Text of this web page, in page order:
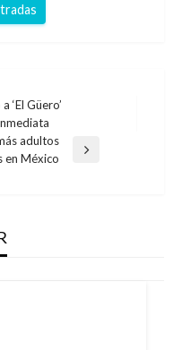
‘El Güero’
adultos
en México